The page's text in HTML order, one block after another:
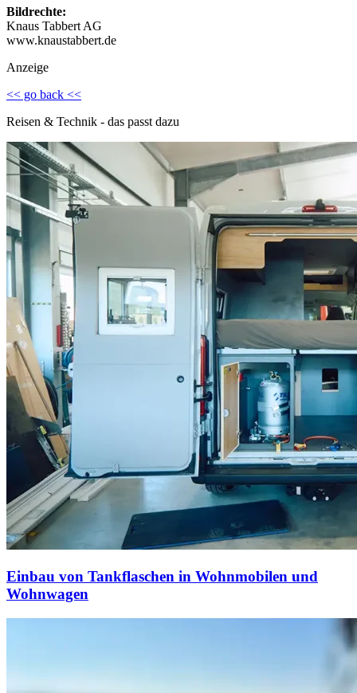
Bildrechte:
Knaus Tabbert AG
www.knaustabbert.de
Anzeige
<< go back <<
Reisen & Technik - das passt dazu
Einbau von Tankflaschen in Wohnmobilen und
Wohnwagen